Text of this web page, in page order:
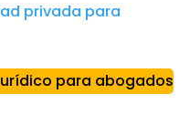
privada para
para abogados